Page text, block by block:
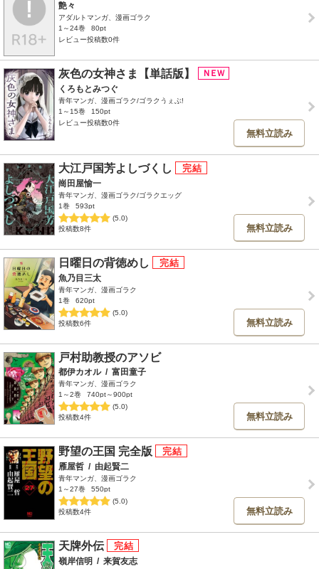
艶々
アダルトマンガ、漫画ゴラク
1～24巻
80pt
レビュー投稿数0件
灰色の女神さま【単話版】
くろもとみつぐ
青年マンガ、漫画ゴラク/ゴラクうぇぶ!
1～15巻
150pt
レビュー投稿数0件
無料立読み
大江戸国芳よしづくし
崗田屋愉一
青年マンガ、漫画ゴラク/ゴラクエッグ
1巻
593pt
(5.0)
投稿数8件
無料立読み
日曜日の背徳めし
魚乃目三太
青年マンガ、漫画ゴラク
1巻
620pt
(5.0)
投稿数6件
無料立読み
戸村助教授のアソビ
都伊カオル / 富田童子
青年マンガ、漫画ゴラク
1～2巻
740pt～900pt
(5.0)
投稿数4件
無料立読み
野望の王国 完全版
雁屋哲 / 由起賢二
青年マンガ、漫画ゴラク
1～27巻
550pt
(5.0)
投稿数4件
無料立読み
天牌外伝
嶺岸信明 / 来賀友志